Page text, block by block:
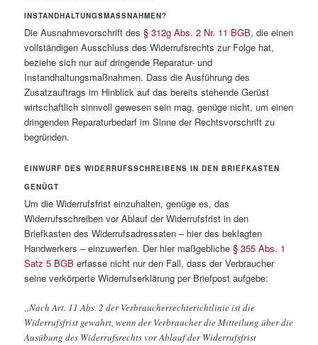
INSTANDHALTUNGSMASSNAHMEN?
Die Ausnahmevorschrift des§ 312g Abs. 2 Nr. 11 BGB, die einen
vollständigen Ausschluss des Widerrufsrechts zur Folge hat,
beziehe sich nur auf dringende Reparatur- und
Instandhaltungsmaßnahmen. Dass die Ausführung des
Zusatzauftrags im Hinblick auf das bereits stehende Gerüst
wirtschaftlich sinnvoll gewesen sein mag, genüge nicht, um einen
dringenden Reparaturbedarf im Sinne der Rechtsvorschrift zu
begründen.
EINWURF DES WIDERRUFSSCHREIBENS IN DEN BRIEFKASTEN
GENÜGT
Um die Widerrufsfrist einzuhalten, genüge es, das
Widerrufsschreiben vor Ablauf der Widerrufsfrist in den
Briefkasten des Widerrufsadressaten – hier des beklagten
Handwerkers – einzuwerfen. Der hier maßgebliche§ 355 Abs. 1
Satz 5 BGB erfasse nicht nur den Fall, dass der Verbraucher
seine verkörperte Widerrufserklärung per Briefpost aufgebe:
„Nach Art. 11 Abs. 2 der Verbraucherrechterichtlinie ist die
Widerrufsfrist gewahrt, wenn der Verbraucher die Mitteilung über die
Ausübung des Widerrufsrechts vor Ablauf der Widerrufsfrist